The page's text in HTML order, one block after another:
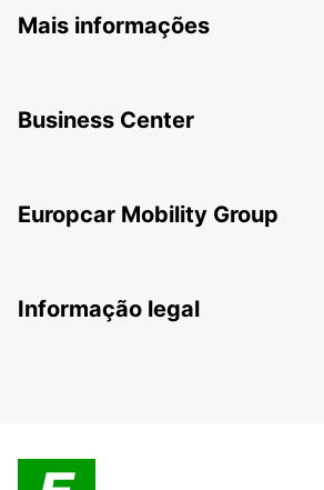
Mais informações
Business Center
Europcar Mobility Group
Informação legal